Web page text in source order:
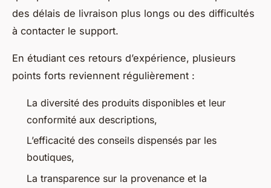
des délais de livraison plus longs ou des difficultés
à contacter le support.
En étudiant ces retours d’expérience, plusieurs
points forts reviennent régulièrement :
La diversité des produits disponibles et leur
conformité aux descriptions,
L’efficacité des conseils dispensés par les
boutiques,
La transparence sur la provenance et la